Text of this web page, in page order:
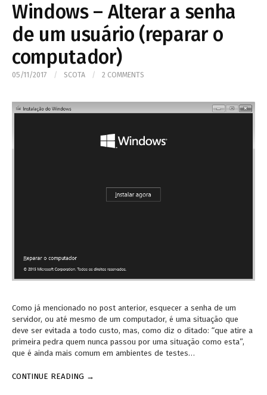
Windows – Alterar a senha
de um usuário (reparar o
computador)
05/11/2017 / SCOTA / 2 COMMENTS
Como já mencionado no post anterior, esquecer a senha de um
servidor, ou até mesmo de um computador, é uma situação que
deve ser evitada a todo custo, mas, como diz o ditado: “que atire a
primeira pedra quem nunca passou por uma situação como esta”,
que é ainda mais comum em ambientes de testes…
CONTINUE READING →